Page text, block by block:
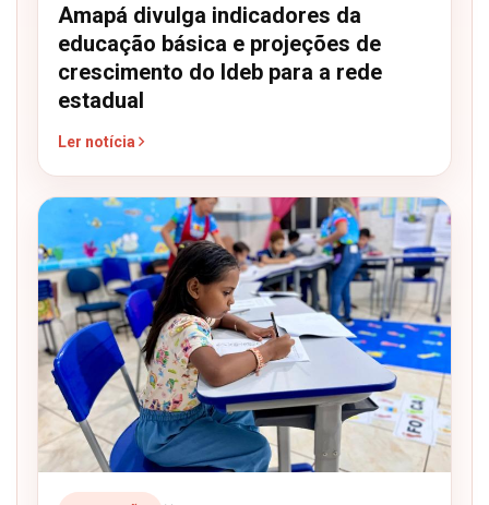
Amapá divulga indicadores da
educação básica e projeções de
crescimento do Ideb para a rede
estadual
Ler notícia